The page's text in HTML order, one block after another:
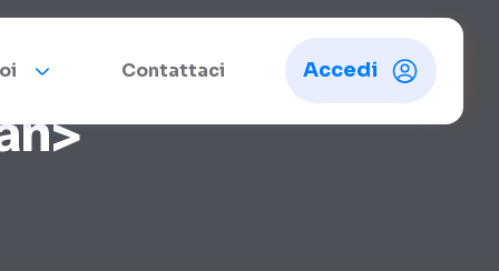
Contattaci Accedi